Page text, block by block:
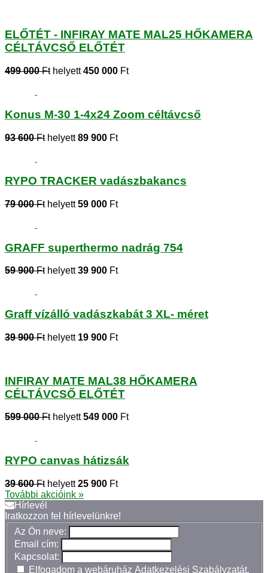
ELŐTÉT - INFIRAY MATE MAL25 HŐKAMERA
CÉLTÁVCSŐ ELŐTÉT
499 000 Fthelyett450 000 Ft
Konus M-30 1-4x24 Zoom céltávcső
93 600 Fthelyett89 900 Ft
RYPO TRACKER vadászbakancs
79 000 Fthelyett59 000 Ft
GRAFF superthermo nadrág 754
59 900 Fthelyett39 900 Ft
Graff vízálló vadászkabát 3 XL- méret
39 900 Fthelyett 19 900 Ft
INFIRAY MATE MAL38 HŐKAMERA
CÉLTÁVCSŐ ELŐTÉT
599 000 Fthelyett549 000 Ft
RYPO canvas hátizsák
39 600 Fthelyett25 900 Ft
További akcióink »
Hírlevél
Iratkozzon fel hírlevelünkre!
Az Ön neve:
Email cím:
Kapcsolat:
Elfogadom a webáruház Adatkezelési Szabályzatát.